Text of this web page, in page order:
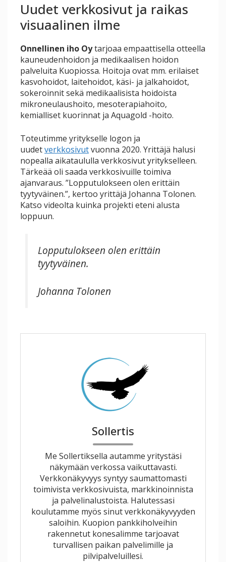
Uudet verkkosivut ja raikas
visuaalinen ilme
Onnellinen iho Oytarjoaa empaattisella otteella
kauneudenhoidon ja medikaalisen hoidon
palveluita Kuopiossa. Hoitoja ovat mm. erilaiset
kasvohoidot, laitehoidot, käsi- ja jalkahoidot,
sokeroinnit sekä medikaalisista hoidoista
mikroneulaushoito, mesoterapiahoito,
kemialliset kuorinnat ja Aquagold -hoito.
Toteutimme yritykselle logon ja
uudetverkkosivutvuonna 2020. Yrittäjä halusi
nopealla aikataululla verkkosivut yritykselleen.
Tärkeää oli saada verkkosivuille toimiva
ajanvaraus. ”Lopputulokseen olen erittäin
tyytyväinen.”, kertoo yrittäjä Johanna Tolonen.
Katso videolta kuinka projekti eteni alusta
loppuun.
Lopputulokseen olen erittäin
tyytyväinen.
Johanna Tolonen
Sollertis
Me Sollertiksella autamme yritystäsi
näkymään verkossa vaikuttavasti.
Verkkonäkyvyys syntyy saumattomasti
toimivista verkkosivuista, markkinoinnista
ja palvelinalustoista. Halutessasi
koulutamme myös sinut verkkonäkyvyyden
saloihin. Kuopion pankkiholveihin
rakennetut konesalimme tarjoavat
turvallisen paikan palvelimille ja
pilvipalveluillesi.